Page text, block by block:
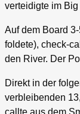
verteidigte im
Auf dem Board
foldete), check-
den River. Der
Direkt in der
verbleibenden